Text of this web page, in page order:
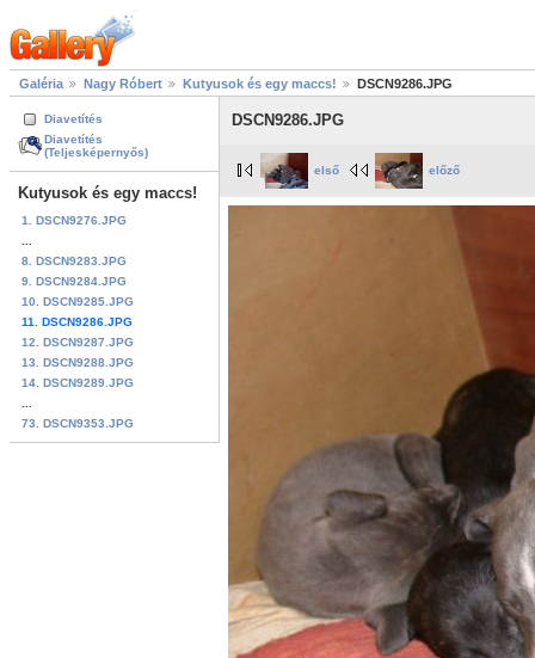
Galéria Nagy Róbert Kutyusok és egy maccs! DSCN9286.JPG
Diavetítés
Diavetítés
(Teljesképernyős)
Kutyusok és egy maccs!
1. DSCN9276.JPG
8. DSCN9283.JPG
9. DSCN9284.JPG
10. DSCN9285.JPG
11. DSCN9286.JPG
12. DSCN9287.JPG
13. DSCN9288.JPG
14. DSCN9289.JPG
73. DSCN9353.JPG
DSCN9286.JPG
első előző